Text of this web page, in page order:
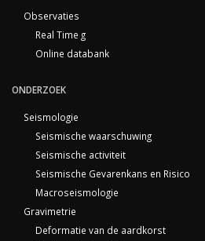
Observaties
Real Time g
Online databank
ONDERZOEK
Seismologie
Seismische waarschuwing
Seismische activiteit
Seismische Gevarenkans en Risico
Macroseismologie
Gravimetrie
Deformatie van de aardkorst